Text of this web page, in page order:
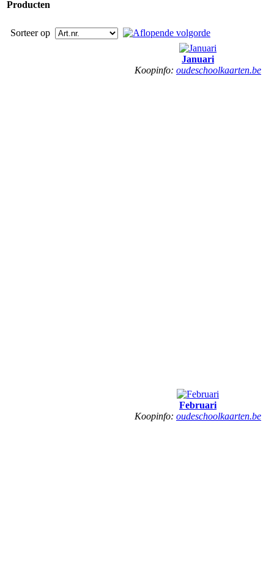
Producten
Sorteer op
Januari
Koopinfo: oudeschoolkaarten.be
Februari
Koopinfo: oudeschoolkaarten.be